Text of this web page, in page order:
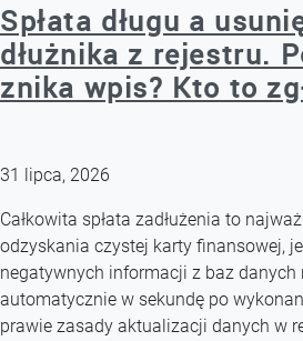
Spłata długu a
dłużnika z rejestru.
znika wpis? Kto to
31 lipca, 2026
Całkowita spłata zadłużenia to
odzyskania czystej karty finansowej,
negatywnych informacji z baz danych
automatycznie w sekundę po
prawie zasady aktualizacji danych w